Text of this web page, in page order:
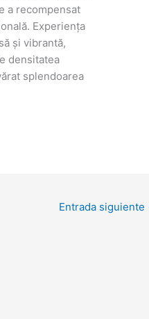
a recompensat
Experiența
și vibrantă,
densitatea
splendoarea
Entrada siguiente